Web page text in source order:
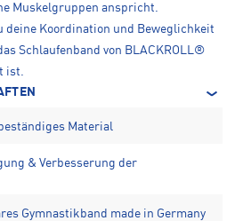
Muskelgruppen anspricht.
deine Koordination und Beweglichkeit
Schlaufenband von BLACKROLL®
ist.
Material
& Verbesserung der
Gymnastikband made in Germany